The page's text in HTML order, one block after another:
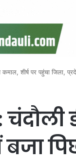
शीर्ष पर पहुंचा जिला,
बजा